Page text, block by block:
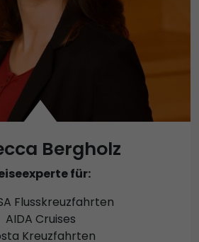
Bergholz
für:
Flusskreuzfahrten
AIDA Cruises
Kreuzfahrten